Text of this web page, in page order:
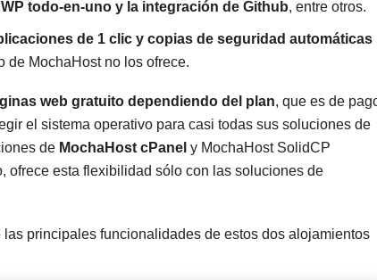
todo-en-uno y la integración de Github, entre otros.
de 1 clic y copias de seguridad automáticas
de MochaHost no los ofrece.
web gratuito dependiendo del plan, que es de
el sistema operativo para casi todas sus soluciones de
de MochaHost cPanel y MochaHost SolidCP
ofrece esta flexibilidad sólo con las soluciones de
principales funcionalidades de estos dos alojamientos